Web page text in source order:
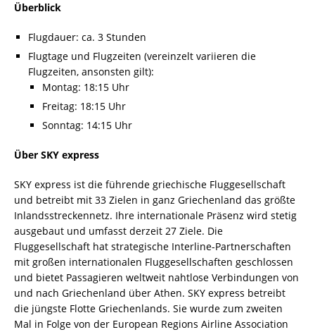
Überblick
Flugdauer: ca. 3 Stunden
Flugtage und Flugzeiten (vereinzelt variieren die
Flugzeiten, ansonsten gilt):
Montag: 18:15 Uhr
Freitag: 18:15 Uhr
Sonntag: 14:15 Uhr
Über SKY express
SKY express ist die führende griechische Fluggesellschaft
und betreibt mit 33 Zielen in ganz Griechenland das größte
Inlandsstreckennetz. Ihre internationale Präsenz wird stetig
ausgebaut und umfasst derzeit 27 Ziele. Die
Fluggesellschaft hat strategische Interline-Partnerschaften
mit großen internationalen Fluggesellschaften geschlossen
und bietet Passagieren weltweit nahtlose Verbindungen von
und nach Griechenland über Athen. SKY express betreibt
die jüngste Flotte Griechenlands. Sie wurde zum zweiten
Mal in Folge von der European Regions Airline Association